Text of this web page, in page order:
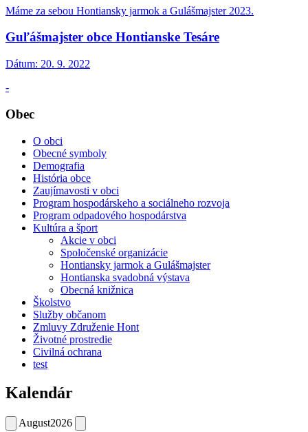
Máme za sebou Hontiansky jarmok a Gulášmajster 2023.
Guľášmajster obce Hontianske Tesáre
Dátum: 20. 9. 2022
-
Obec
O obci
Obecné symboly
Demografia
História obce
Zaujímavosti v obci
Program hospodárskeho a sociálneho rozvoja
Program odpadového hospodárstva
Kultúra a šport
Akcie v obci
Spoločenské organizácie
Hontiansky jarmok a Gulášmajster
Hontianska svadobná výstava
Obecná knižnica
Školstvo
Služby občanom
Zmluvy Združenie Hont
Životné prostredie
Civilná ochrana
test
Kalendár
August2026